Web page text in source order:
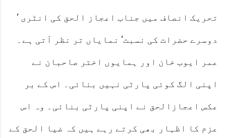
تحریک انصاف میں جناب اعجاز الحق کی انٹری ‘
دوسرے حضرات کی نسبت‘ نمایاں تر نظر آتی ہے۔
عمر ایوب خان اور ہمایوں اختر صاحبان نے
اپنی الگ کوئی پارٹی نہیں بنائی۔ اس کے بر
عکس اعجازالحق نے اپنی پارٹی بنائی۔ وہ اس
عزم کا اظہار بھی کرتے رہے ہیں کہ ضیا الحق کے